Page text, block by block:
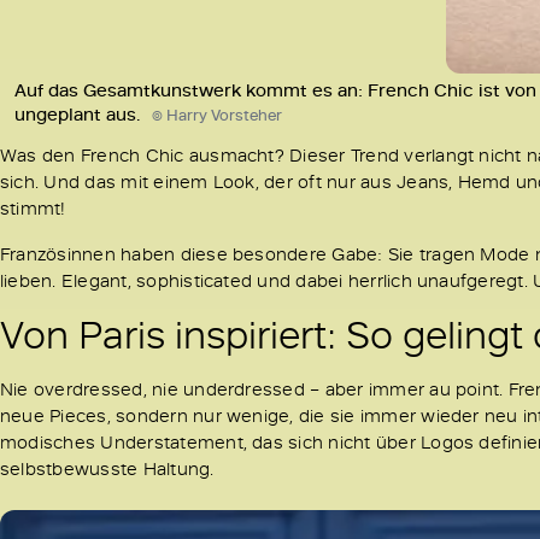
Auf das Gesamtkunstwerk kommt es an: French Chic ist
ungeplant aus. © Harry Vorsteher
Was den French Chic ausmacht? Dieser Trend verlangt
sich. Und das mit einem Look, der oft nur aus Jeans, Hemd
stimmt!
Französinnen haben diese besondere Gabe: Sie tragen
lieben. Elegant, sophisticated und dabei herrlich
Von Paris inspiriert: So
Nie overdressed, nie underdressed – aber immer au point.
neue Pieces, sondern nur wenige, die sie immer wieder neu
modisches Understatement, das sich nicht über Logos
selbstbewusste Haltung.